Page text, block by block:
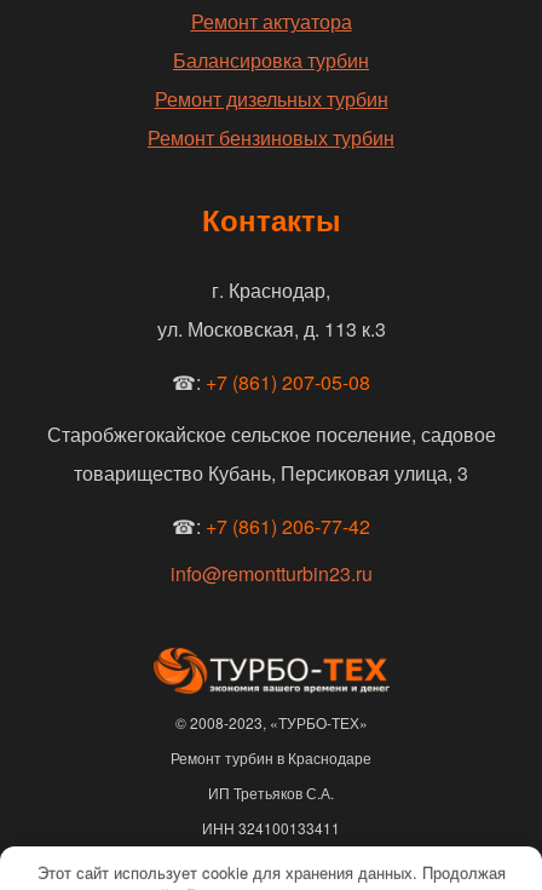
Ремонт актуатора
Балансировка турбин
Ремонт дизельных турбин
Ремонт бензиновых турбин
Контакты
г. Краснодар,
ул. Московская, д. 113 к.3
☎: +7 (861) 207-05-08
Старобжегокайское сельское поселение, садовое
товарищество Кубань, Персиковая улица, 3
☎: +7 (861) 206-77-42
info@remontturbin23.ru
© 2008-2023, «ТУРБО-ТЕХ»
Ремонт турбин в Краснодаре
ИП Третьяков С.А.
ИНН 324100133411
ОГРНИП 310325622500217
Этот сайт использует cookie для хранения данных. Продолжая